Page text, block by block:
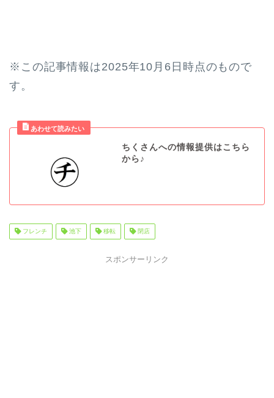
※この記事情報は2025年10月6日時点のもので
す。
ちくさんへの情報提供はこちら
から♪
フレンチ 池下 移転 閉店
スポンサーリンク